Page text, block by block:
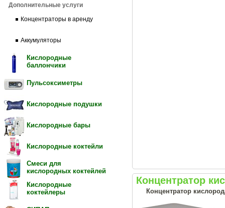
Дополнительные услуги
Концентраторы в аренду
Аккумуляторы
Кислородные
баллончики
Пульсоксиметры
Кислородные подушки
Кислородные бары
Кислородные коктейли
Смеси для
кислородных коктейлей
Кислородные
коктейлеры
Концентратор
Концентратор